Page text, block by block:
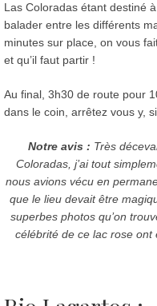
Las Coloradas étant destiné
balader entre les différents
minutes sur place, on vous
et qu’il faut partir !
Au final, 3h30 de route pour
dans le coin, arrêtez vous y,
Notre avis : Très
Coloradas, j’ai tout
nous avions vécu en
que le lieu devait être
superbes photos qu’on
célébrité de ce lac rose